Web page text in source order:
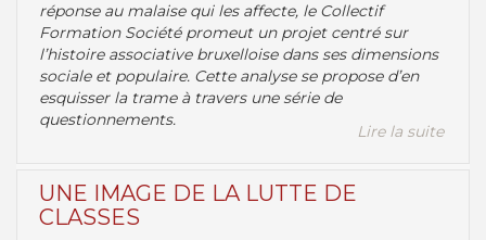
réponse au malaise qui les affecte, le Collectif
Formation Société promeut un projet centré sur
l’histoire associative bruxelloise dans ses dimensions
sociale et populaire. Cette analyse se propose d’en
esquisser la trame à travers une série de
questionnements.
Lire la suite
UNE IMAGE DE LA LUTTE DE
CLASSES